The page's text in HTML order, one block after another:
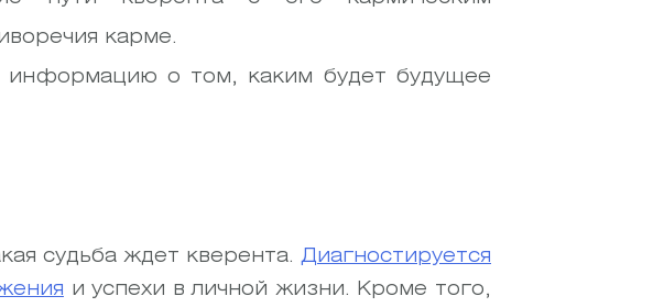
карме.
информацию о том, каким будет будущее
судьба ждет кверента. Диагностируется
и успехи в личной жизни. Кроме того,